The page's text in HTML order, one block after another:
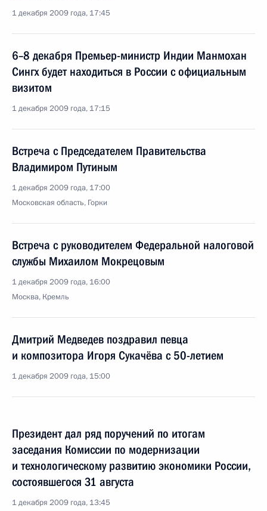
1 декабря 2009 года, 17:45
6–8 декабря Премьер-министр Индии Манмохан
Сингх будет находиться в России с официальным
визитом
1 декабря 2009 года, 17:15
Встреча с Председателем Правительства
Владимиром Путиным
1 декабря 2009 года, 17:00
Московская область, Горки
Встреча с руководителем Федеральной налоговой
службы Михаилом Мокрецовым
1 декабря 2009 года, 16:00
Москва, Кремль
Дмитрий Медведев поздравил певца
и композитора Игоря Сукачёва с 50-летием
1 декабря 2009 года, 15:00
Президент дал ряд поручений по итогам
заседания Комиссии по модернизации
и технологическому развитию экономики России,
состоявшегося 31 августа
1 декабря 2009 года, 13:45